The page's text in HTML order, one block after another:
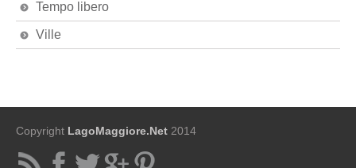
Tempo libero
Ville
Copyright LagoMaggiore.Net 2014